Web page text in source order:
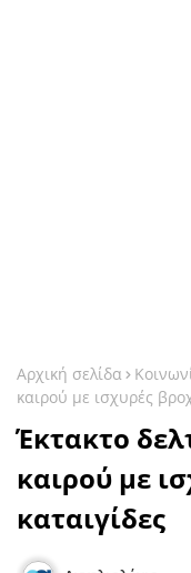
Αρχική σελίδα
καιρού με ισχυρές
Έκτακτο
καιρού με
καταιγίδες